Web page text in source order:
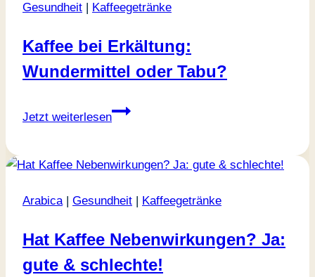
Wahrheit
Gesundheit Kaffeegetränke
Kaffee bei Erkältung:
Wundermittel oder Tabu?
Jetzt weiterlesen
Kaffee
Wundermittel
Tabu?
Arabica| Gesundheit Kaffeegetränke
Hat Kaffee Nebenwirkungen? Ja:
gute & schlechte!